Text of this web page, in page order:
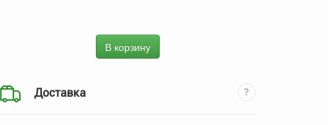
В корзину
Доставка